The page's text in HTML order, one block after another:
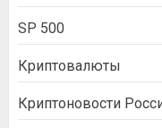
SP 500
Криптовалюты
Криптоновости